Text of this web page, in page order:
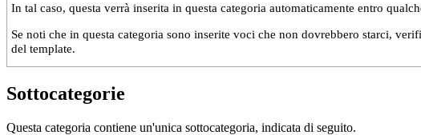
In tal caso, questa verrà inserita in questa categoria automaticamente entro
Se noti che in questa categoria sono inserite voci che non dovrebbero starci,
del template.
Sottocategorie
Questa categoria contiene un'unica sottocategoria, indicata di seguito.